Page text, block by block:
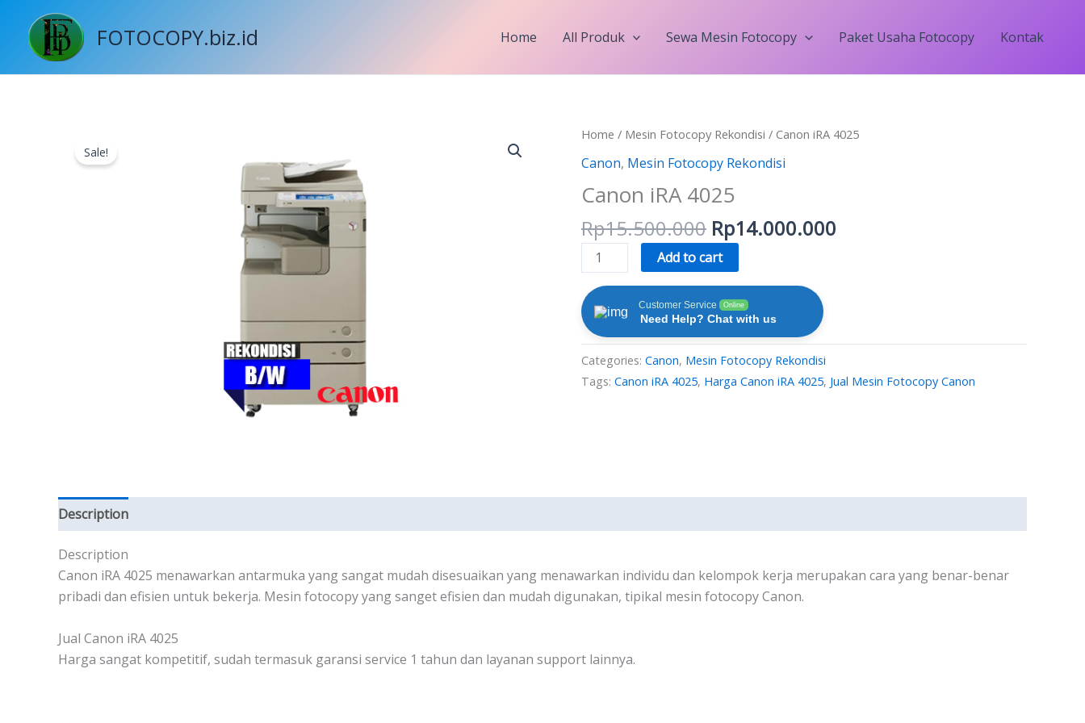
content
FOTOCOPY.biz.id Home All Produk Sewa Mesin Fotocopy Paket Usaha Fotocopy Kontak
Sale!
Home / Mesin Fotocopy Rekondisi / Canon iRA 4025
Canon, Mesin Fotocopy Rekondisi
Canon iRA 4025
Rp15.500.000
Original
price
was:
Rp15.500.000.
Rp14.000.000
Current
Canon
iRA
quantity
Add to cart
Customer Service Online
Need Help? Chat with us
Categories: Canon, Mesin Fotocopy Rekondisi
Tags: Canon iRA 4025, Harga Canon iRA 4025, Jual Mesin Fotocopy Canon
Description
Description
Canon iRA 4025 menawarkan antarmuka yang sangat mudah disesuaikan yang menawarkan individu dan kelompok kerja merupakan cara yang benar-benar
pribadi dan efisien untuk bekerja. Mesin fotocopy yang sanget efisien dan mudah digunakan, tipikal mesin fotocopy Canon.
Jual Canon iRA 4025
Harga sangat kompetitif, sudah termasuk garansi service 1 tahun dan layanan support lainnya.